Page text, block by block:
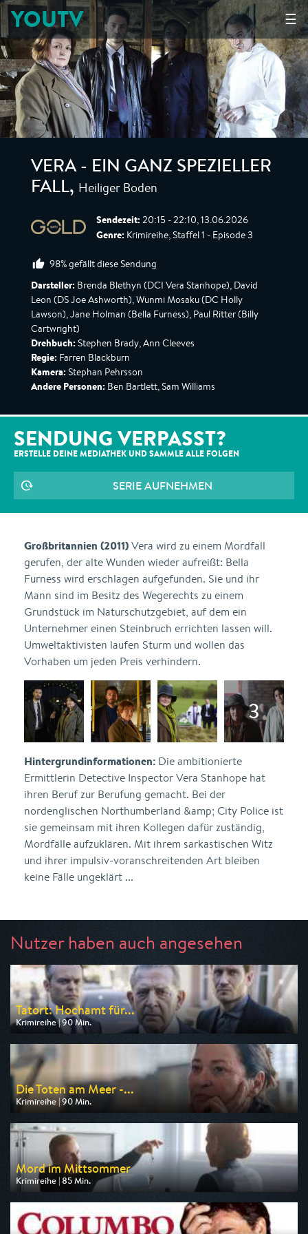
☰
YOUTV
VERA - EIN GANZ SPEZIELLER
FALL, Heiliger Boden
Sendezeit: 20:15 - 22:10, 13.06.2026
Genre: Krimireihe, Staffel 1 - Episode 3
98% gefällt diese Sendung
Darsteller: Brenda Blethyn (DCI Vera Stanhope), David
Leon (DS Joe Ashworth), Wunmi Mosaku (DC Holly
Lawson), Jane Holman (Bella Furness), Paul Ritter (Billy
Cartwright)
Drehbuch: Stephen Brady, Ann Cleeves
Regie: Farren Blackburn
Kamera: Stephan Pehrsson
Andere Personen: Ben Bartlett, Sam Williams
SENDUNG VERPASST?
ERSTELLE DEINE MEDIATHEK UND SAMMLE ALLE FOLGEN
SERIE AUFNEHMEN
Großbritannien (2011)Vera wird zu einem Mordfall
gerufen, der alte Wunden wieder aufreißt: Bella
Furness wird erschlagen aufgefunden. Sie und ihr
Mann sind im Besitz des Wegerechts zu einem
Grundstück im Naturschutzgebiet, auf dem ein
Unternehmer einen Steinbruch errichten lassen will.
Umweltaktivisten laufen Sturm und wollen das
Vorhaben um jeden Preis verhindern.
Hintergrundinformationen: Die ambitionierte
Ermittlerin Detective Inspector Vera Stanhope hat
ihren Beruf zur Berufung gemacht. Bei der
nordenglischen Northumberland &amp; City Police ist
sie gemeinsam mit ihren Kollegen dafür zuständig,
Mordfälle aufzuklären. Mit ihrem sarkastischen Witz
und ihrer impulsiv-voranschreitenden Art bleiben
keine Fälle ungeklärt ...
Nutzer haben auch angesehen
Tatort: Hochamt für...
Krimireihe | 90 Min.
Ausgestrahlt von BR
am 08.08.2026, 20:15
Die Toten am Meer -...
Krimireihe | 90 Min.
Ausgestrahlt von ARD
am 08.08.2026, 20:15
Mord im Mittsommer
Krimireihe | 85 Min.
Ausgestrahlt von arte
am 07.08.2026, 20:15